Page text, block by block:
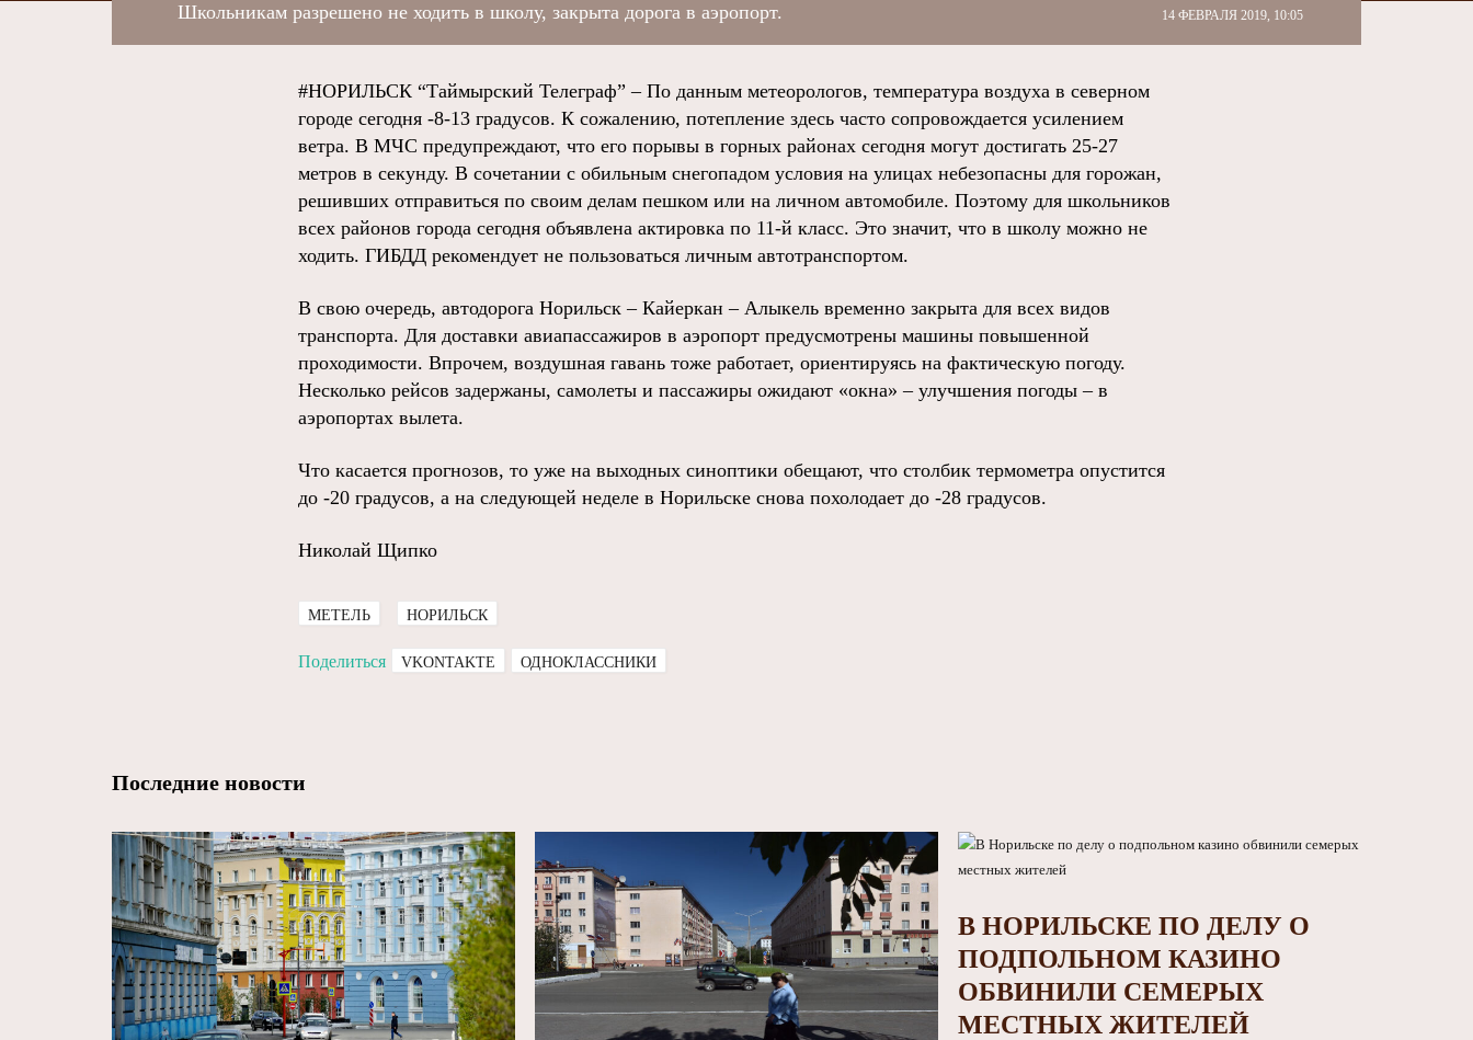
14 ФЕВРАЛЯ 2019, 10:05
Школьникам разрешено не ходить в школу, закрыта дорога в аэропорт.
#НОРИЛЬСК “Таймырский Телеграф” – По данным метеорологов, температура воздуха в северном
городе сегодня -8-13 градусов. К сожалению, потепление здесь часто сопровождается усилением
ветра. В МЧС предупреждают, что его порывы в горных районах сегодня могут достигать 25-27
метров в секунду. В сочетании с обильным снегопадом условия на улицах небезопасны для горожан,
решивших отправиться по своим делам пешком или на личном автомобиле. Поэтому для школьников
всех районов города сегодня объявлена актировка по 11-й класс. Это значит, что в школу можно не
ходить. ГИБДД рекомендует не пользоваться личным автотранспортом.
В свою очередь, автодорога Норильск – Кайеркан – Алыкель временно закрыта для всех видов
транспорта. Для доставки авиапассажиров в аэропорт предусмотрены машины повышенной
проходимости. Впрочем, воздушная гавань тоже работает, ориентируясь на фактическую погоду.
Несколько рейсов задержаны, самолеты и пассажиры ожидают «окна» – улучшения погоды – в
аэропортах вылета.
Что касается прогнозов, то уже на выходных синоптики обещают, что столбик термометра опустится
до -20 градусов, а на следующей неделе в Норильске снова похолодает до -28 градусов.
Николай Щипко
МЕТЕЛЬ НОРИЛЬСК
Поделиться VKONTAKTE ОДНОКЛАССНИКИ
Последние новости
В НОРИЛЬСКЕ ПО ДЕЛУ О
ПОДПОЛЬНОМ КАЗИНО
ОБВИНИЛИ СЕМЕРЫХ
МЕСТНЫХ ЖИТЕЛЕЙ